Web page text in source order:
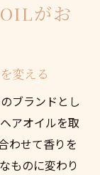
がお
変える
ブランドとし
アオイルを取
わせて香りを
ものに変わり